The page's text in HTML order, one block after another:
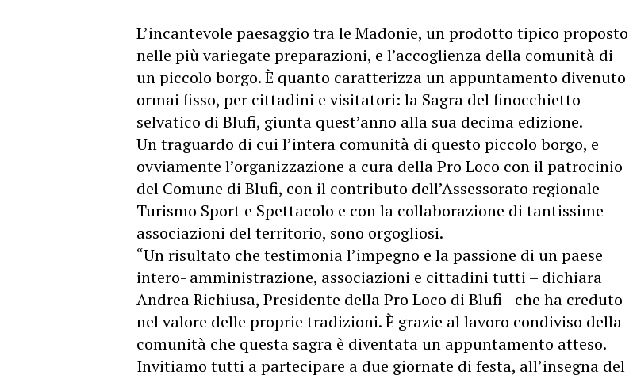
L’incantevole paesaggio tra le Madonie, un prodotto tipico proposto
nelle più variegate preparazioni, e l’accoglienza della comunità di
un piccolo borgo. È quanto caratterizza un appuntamento divenuto
ormai fisso, per cittadini e visitatori: la Sagra del finocchietto
selvatico di Blufi, giunta quest’anno alla sua decima edizione.
Un traguardo di cui l’intera comunità di questo piccolo borgo, e
ovviamente l’organizzazione a cura della Pro Loco con il patrocinio
del Comune di Blufi, con il contributo dell’Assessorato regionale
Turismo Sport e Spettacolo e con la collaborazione di tantissime
associazioni del territorio, sono orgogliosi.
“Un risultato che testimonia l’impegno e la passione di un paese
intero- amministrazione, associazioni e cittadini tutti – dichiara
Andrea Richiusa, Presidente della Pro Loco di Blufi– che ha creduto
nel valore delle proprie tradizioni. È grazie al lavoro condiviso della
comunità che questa sagra è diventata un appuntamento atteso.
Invitiamo tutti a partecipare a due giornate di festa, all’insegna del